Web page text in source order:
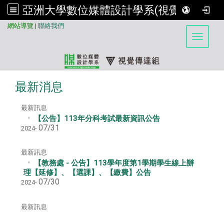
亞洲大學數位媒體設計學系(視覺傳達組)
網站導覽 | 聯絡我們
Toggle
最新消息
最新訊息
【公告】113年分科考試最新資訊公告
2024- 07/31
最新訊息
【教務處 - 公告】113學年度第1學期學生線上辦
理【延修】、【選課】、【繳費】公告
2024- 07/30
最新訊息